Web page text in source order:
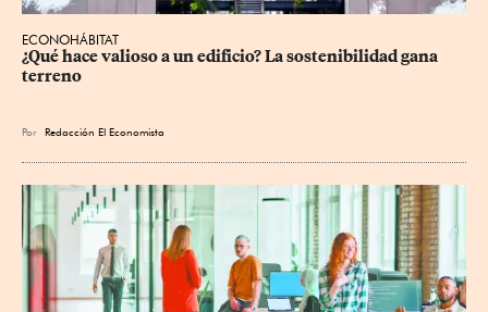
ECONOHÁBITAT
¿Qué hace valioso a un edificio? La sostenibilidad gana
terreno
Por Redacción El Economista